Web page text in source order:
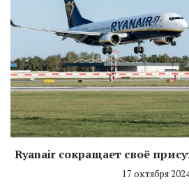
Ryanair сокращает своё
17 октября